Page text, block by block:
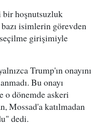
hoşnutsuzluk
isimlerin görevden
girişimiyle
Trump'ın onayını
Bu onayı
o dönemde askeri
Mossad'a katılmadan
dedi.